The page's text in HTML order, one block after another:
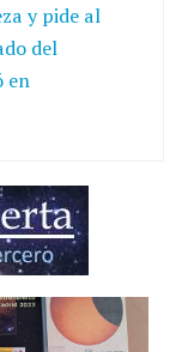
y pide al
del
en